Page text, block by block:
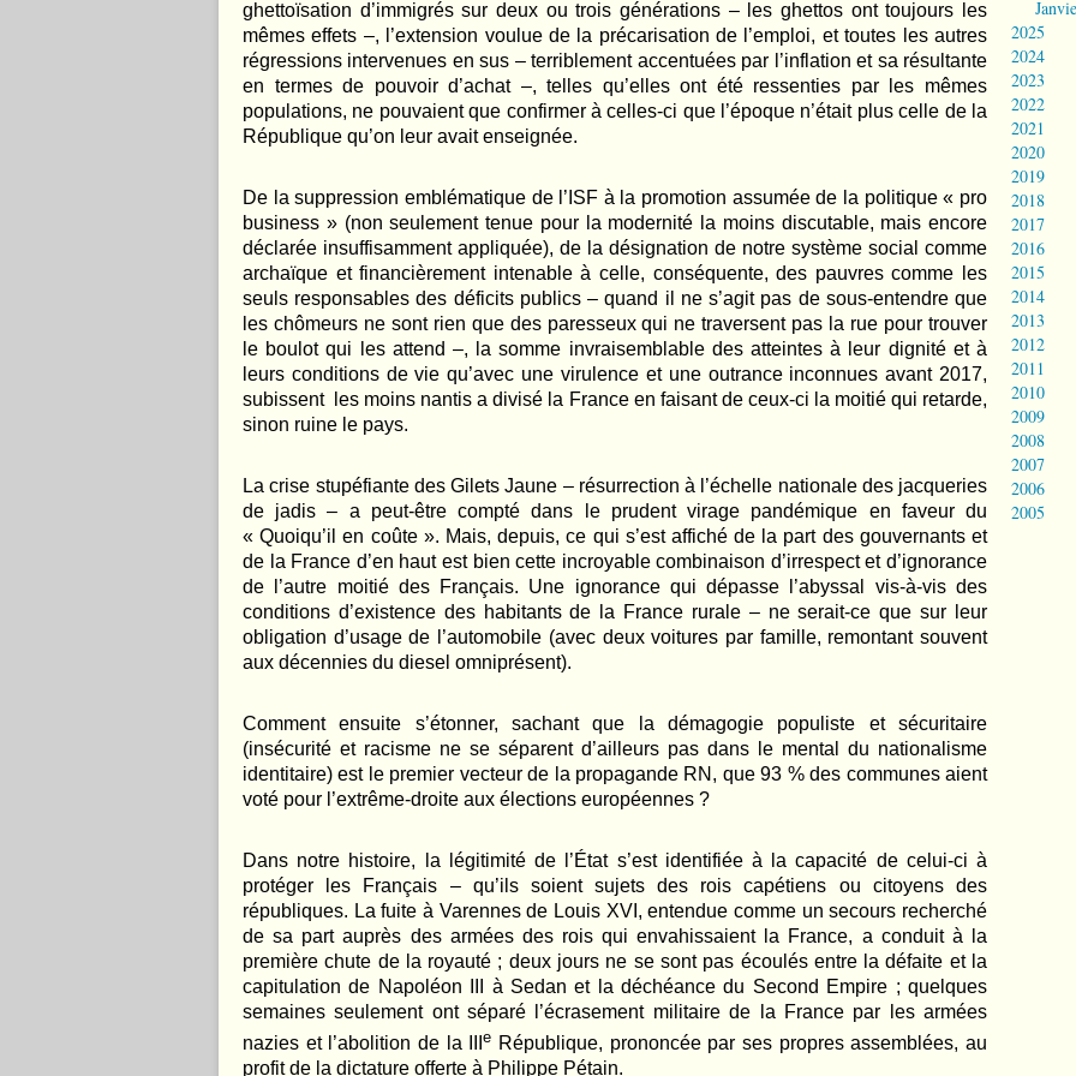
ghettoïsation d’immigrés sur deux ou trois générations – les ghettos ont toujours les
mêmes effets –, l’extension voulue de la précarisation de l’emploi, et toutes les autres
régressions intervenues en sus – terriblement accentuées par l’inflation et sa résultante
en termes de pouvoir d’achat –, telles qu’elles ont été ressenties par les mêmes
populations, ne pouvaient que confirmer à celles-ci que l’époque n’était plus celle de la
République qu’on leur avait enseignée.
De la suppression emblématique de l’ISF à la promotion assumée de la politique « pro
business » (non seulement tenue pour la modernité la moins discutable, mais encore
déclarée insuffisamment appliquée), de la désignation de notre système social comme
archaïque et financièrement intenable à celle, conséquente, des pauvres comme les
seuls responsables des déficits publics – quand il ne s’agit pas de sous-entendre que
les chômeurs ne sont rien que des paresseux qui ne traversent pas la rue pour trouver
le boulot qui les attend –, la somme invraisemblable des atteintes à leur dignité et à
leurs conditions de vie qu’avec une virulence et une outrance inconnues avant 2017,
subissent les moins nantis a divisé la France en faisant de ceux-ci la moitié qui retarde,
sinon ruine le pays.
La crise stupéfiante des Gilets Jaune – résurrection à l’échelle nationale des jacqueries
de jadis – a peut-être compté dans le prudent virage pandémique en faveur du
« Quoiqu’il en coûte ». Mais, depuis, ce qui s’est affiché de la part des gouvernants et
de la France d’en haut est bien cette incroyable combinaison d’irrespect et d’ignorance
de l’autre moitié des Français. Une ignorance qui dépasse l’abyssal vis-à-vis des
conditions d’existence des habitants de la France rurale – ne serait-ce que sur leur
obligation d’usage de l’automobile (avec deux voitures par famille, remontant souvent
aux décennies du diesel omniprésent).
Comment ensuite s’étonner, sachant que la démagogie populiste et sécuritaire
(insécurité et racisme ne se séparent d’ailleurs pas dans le mental du nationalisme
identitaire) est le premier vecteur de la propagande RN, que 93 % des communes aient
voté pour l’extrême-droite aux élections européennes ?
Dans notre histoire, la légitimité de l’État s’est identifiée à la capacité de celui-ci à
protéger les Français – qu’ils soient sujets des rois capétiens ou citoyens des
républiques. La fuite à Varennes de Louis XVI, entendue comme un secours recherché
de sa part auprès des armées des rois qui envahissaient la France, a conduit à la
première chute de la royauté ; deux jours ne se sont pas écoulés entre la défaite et la
capitulation de Napoléon III à Sedan et la déchéance du Second Empire ; quelques
semaines seulement ont séparé l’écrasement militaire de la France par les armées
nazies et l’abolition de la IIIe République, prononcée par ses propres assemblées, au
profit de la dictature offerte à Philippe Pétain.
2025
2024
2023
2022
2021
2020
2019
2018
2017
2016
2015
2014
2013
2012
2011
2010
2009
2008
2007
2006
2005